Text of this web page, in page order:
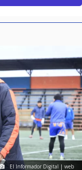
El Informador Digital | web